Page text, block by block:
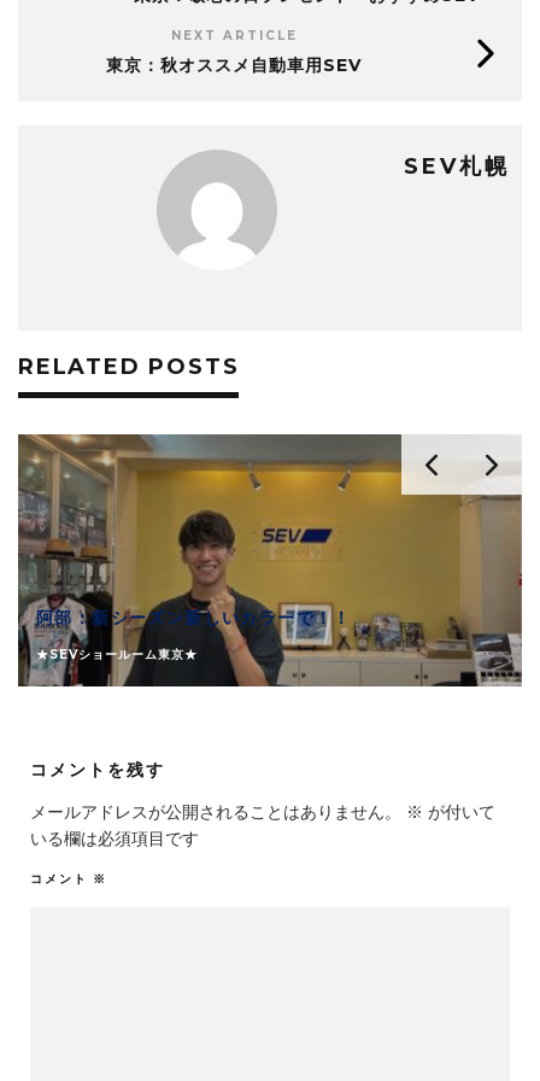
NEXT ARTICLE
東京：秋オススメ自動車用SEV
SEV札幌
RELATED POSTS
阿部：新シーズン新しいカラーで！！
★SEVショールーム東京★
コメントを残す
メールアドレスが公開されることはありません。 ※ が付いて
いる欄は必須項目です
コメント ※